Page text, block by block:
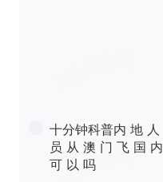
十分钟科普内 地 人
员 从 澳 门 飞 国 内
可 以 吗